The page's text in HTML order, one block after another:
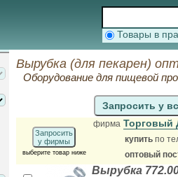
Товары в
Вырубка (для пекарен)
Оборудование для пищевой
Запросить у
Запросить
у фирмы
выберите товар ниже
фирма Торговый
купить по
оптовый
Вырубка